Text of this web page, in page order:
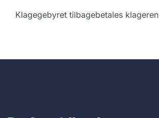
Klagegebyret tilbagebetales klageren